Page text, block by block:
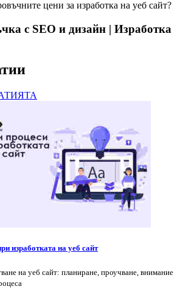
цени за изработка на уеб сайт?
с SEO и дизайн | Изработка
изработката на уеб сайт
на уеб сайт: планиране, проучване, внимание